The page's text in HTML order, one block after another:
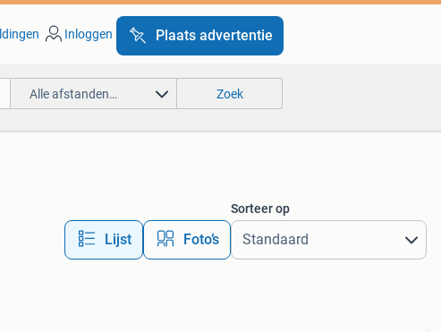
Inloggen Plaats advertentie
Alle afstanden… Zoek
Lijst Foto’s
Sorteer op